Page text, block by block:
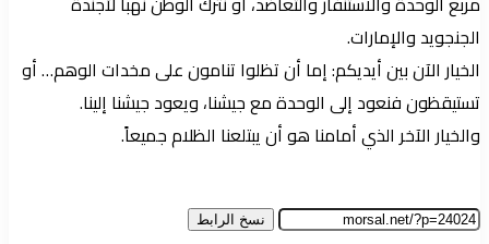
الجنجويد والإمارات.
الخيار الآن بين أيديكم: إما أن تظلوا تنامون على مخدات الوهم… أو
تستيقظون فنعود إلى الوحدة مع جيشنا، ويعود جيشنا إلينا.
والخيار الآخر الذي أمامنا هو أن يبتلعنا الظلام جميعاً.
نسخ الرابط